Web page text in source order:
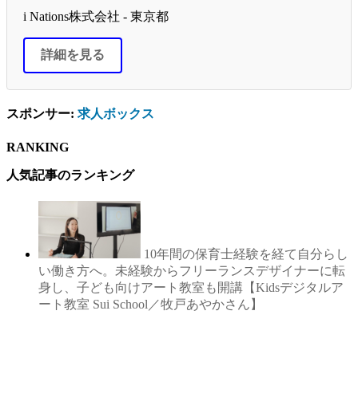
i Nations株式会社 - 東京都
詳細を見る
スポンサー: 求人ボックス
RANKING
人気記事のランキング
10年間の保育士経験を経て自分らし
い働き方へ。未経験からフリーランスデザイナーに転
身し、子ども向けアート教室も開講【Kidsデジタルア
ート教室 Sui School／牧戸あやかさん】